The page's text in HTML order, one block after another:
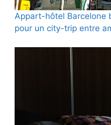
Appart-hôtel Barcelone
pour un city-trip entre